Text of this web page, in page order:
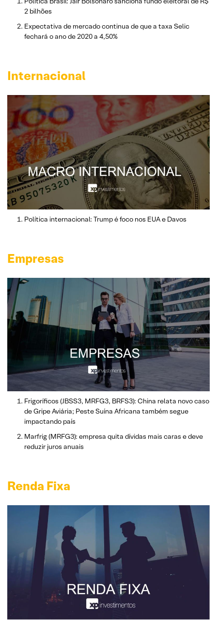
2 bilhões
Expectativa de mercado continua de que a taxa Selic
fechará o ano de 2020 a 4,50%
Internacional
Política internacional: Trump é foco nos EUA e Davos
Empresas
Frigoríficos (JBSS3, MRFG3, BRFS3): China relata novo caso
de Gripe Aviária; Peste Suína Africana também segue
impactando país
Marfrig (MRFG3): empresa quita dívidas mais caras e deve
reduzir juros anuais
Renda Fixa